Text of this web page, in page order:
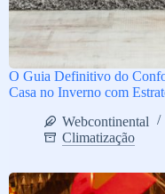
O Guia Definitivo do
Casa no Inverno com
Webcontinental
Climatização